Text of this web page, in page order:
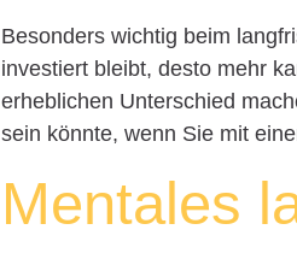
Besonders wichtig beim
investiert bleibt, desto mehr
erheblichen Unterschied
sein könnte, wenn Sie mit
Mentales